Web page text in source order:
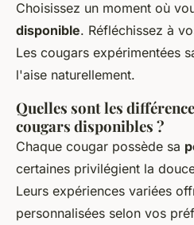
Choisissez un moment où
disponible. Réfléchissez à
Les cougars expérimentées
l'aise naturellement.
Quelles sont les
cougars disponibles ?
Chaque cougar possède sa
certaines privilégient la
Leurs expériences variées
personnalisées selon vos